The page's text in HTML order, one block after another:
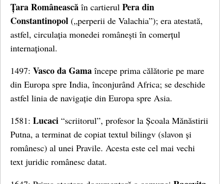
Țara Românească în cartierul Pera din
Constantinopol („perperii de Valachia”); era atestată,
astfel, circulația monedei românești în comerțul
internațional.
1497: Vasco da Gama începe prima călătorie pe mare
din Europa spre India, înconjurând Africa; se deschide
astfel linia de navigație din Europa spre Asia.
1581: Lucaci “scriitorul”, profesor la Școala Mănăstirii
Putna, a terminat de copiat textul bilingv (slavon și
românesc) al unei Pravile. Acesta este cel mai vechi
text juridic românesc datat.